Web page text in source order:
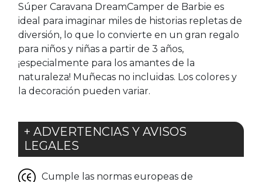
Súper Caravana DreamCamper de Barbie es
ideal para imaginar miles de historias repletas de
diversión, lo que lo convierte en un gran regalo
para niños y niñas a partir de 3 años,
¡especialmente para los amantes de la
naturaleza! Muñecas no incluidas. Los colores y
la decoración pueden variar.
+ ADVERTENCIAS Y AVISOS
LEGALES
Cumple las normas europeas de